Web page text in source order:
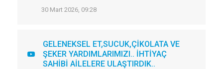
30 Mart 2026, 09:28
GELENEKSEL ET,SUCUK,ÇİKOLATA VE
ŞEKER YARDIMLARIMIZI.. İHTİYAÇ
SAHİBİ AİLELERE ULAŞTIRDIK..